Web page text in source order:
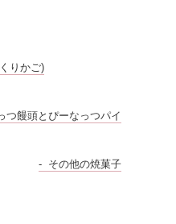
りかご)
つ饅頭とぴーなっつパイ
その他の焼菓子